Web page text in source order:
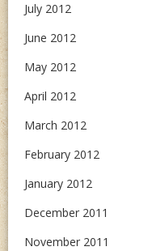
July 2012
June 2012
May 2012
April 2012
March 2012
February 2012
January 2012
December 2011
November 2011